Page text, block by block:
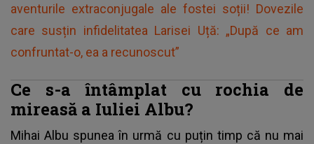
aventurile extraconjugale ale fostei soții! Dovezile
care susțin infidelitatea Larisei Uță: „După ce am
confruntat-o, ea a recunoscut”
Ce s-a întâmplat cu rochia de
mireasă a Iuliei Albu?
Mihai Albu spunea în urmă cu puțin timp că nu mai